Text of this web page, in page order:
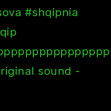
#shqipnia
sound -